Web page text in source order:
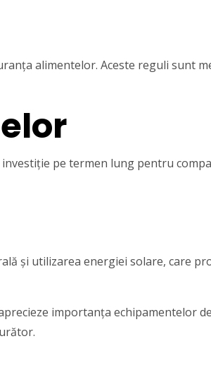
alimentelor. Aceste reguli sunt
pe termen lung pentru
și utilizarea energiei solare, care
importanța echipamentelor de